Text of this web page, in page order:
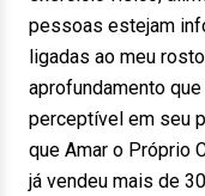
pessoas estejam
ligadas ao meu
aprofundamento
perceptível em seu
que Amar o Próprio
já vendeu mais de